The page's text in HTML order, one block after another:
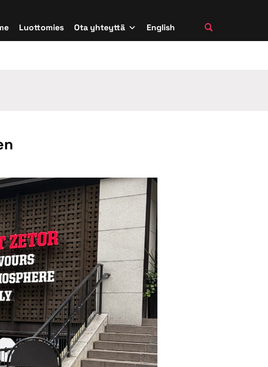
Luottomies Ota yhteyttä English